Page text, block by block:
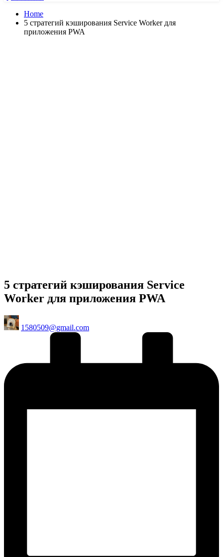
Home
5 стратегий кэширования Service Worker для
приложения PWA
5 стратегий кэширования Service
Worker для приложения PWA
Posted
by
1580509@gmail.com